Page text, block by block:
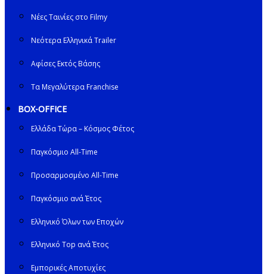
Νέες Ταινίες στο Filmy
Νεότερα Ελληνικά Trailer
Αφίσες Εκτός Βάσης
Τα Μεγαλύτερα Franchise
BOX-OFFICE
Ελλάδα Τώρα – Κόσμος Φέτος
Παγκόσμιο All-Time
Προσαρμοσμένο All-Time
Παγκόσμιο ανά Έτος
Ελληνικό Όλων των Εποχών
Ελληνικό Top ανά Έτος
Εμπορικές Αποτυχίες